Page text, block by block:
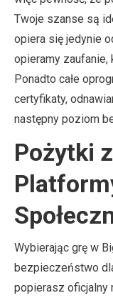
Twoje szanse są
opiera się jedynie
opieramy zaufanie,
Ponadto całe
certyfikaty,
następny poziom
Pożytki
Wybierając grę w
bezpieczeństwo
popierasz oficjalny